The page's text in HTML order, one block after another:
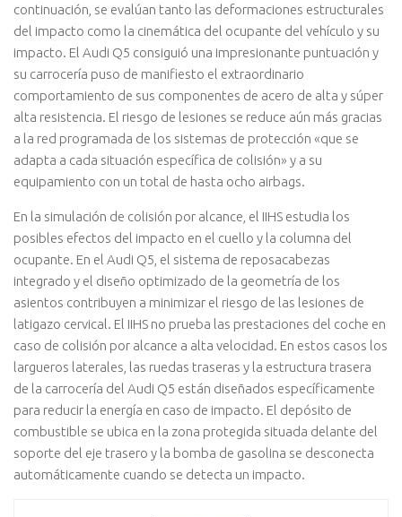
continuación, se evalúan tanto las deformaciones estructurales
del impacto como la cinemática del ocupante del vehículo y su
impacto. El Audi Q5 consiguió una impresionante puntuación y
su carrocería puso de manifiesto el extraordinario
comportamiento de sus componentes de acero de alta y súper
alta resistencia. El riesgo de lesiones se reduce aún más gracias
a la red programada de los sistemas de protección «que se
adapta a cada situación específica de colisión» y a su
equipamiento con un total de hasta ocho airbags.
En la simulación de colisión por alcance, el IIHS estudia los
posibles efectos del impacto en el cuello y la columna del
ocupante. En el Audi Q5, el sistema de reposacabezas
integrado y el diseño optimizado de la geometría de los
asientos contribuyen a minimizar el riesgo de las lesiones de
latigazo cervical. El IIHS no prueba las prestaciones del coche en
caso de colisión por alcance a alta velocidad. En estos casos los
largueros laterales, las ruedas traseras y la estructura trasera
de la carrocería del Audi Q5 están diseñados específicamente
para reducir la energía en caso de impacto. El depósito de
combustible se ubica en la zona protegida situada delante del
soporte del eje trasero y la bomba de gasolina se desconecta
automáticamente cuando se detecta un impacto.